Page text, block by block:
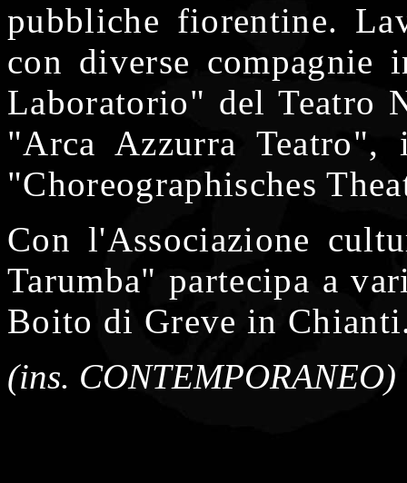
pubbliche fiorentine.
con diverse
Laboratorio" del Teatro
"Arca Azzurra
"Choreographisches
Con l'Associazione
Tarumba" partecipa a
Boito di Greve in
(ins. CONTEMPORANEO)